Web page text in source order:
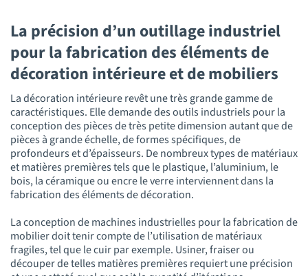
La précision d’un outillage industriel
pour la fabrication des éléments de
décoration intérieure et de mobiliers
La décoration intérieure revêt une très grande gamme de
caractéristiques. Elle demande des outils industriels pour la
conception des pièces de très petite dimension autant que de
pièces à grande échelle, de formes spécifiques, de
profondeurs et d’épaisseurs. De nombreux types de matériaux
et matières premières tels que le plastique, l’aluminium, le
bois, la céramique ou encre le verre interviennent dans la
fabrication des éléments de décoration.
La conception de machines industrielles pour la fabrication de
mobilier doit tenir compte de l’utilisation de matériaux
fragiles, tel que le cuir par exemple. Usiner, fraiser ou
découper de telles matières premières requiert une précision